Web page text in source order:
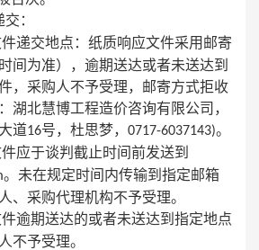
：
递交地点：纸质响应文件采用邮寄
间为准），逾期送达或者未送达到
，采购人不予受理，邮寄方式拒收
湖北慧博工程造价咨询有限公司，
道16号，杜思梦， 0717-6037143)。
应于谈判截止时间前发送到
。未在规定时间内传输到指定邮箱
、采购代理机构不予受理。
逾期送达的或者未送达到指定地点
不予受理。